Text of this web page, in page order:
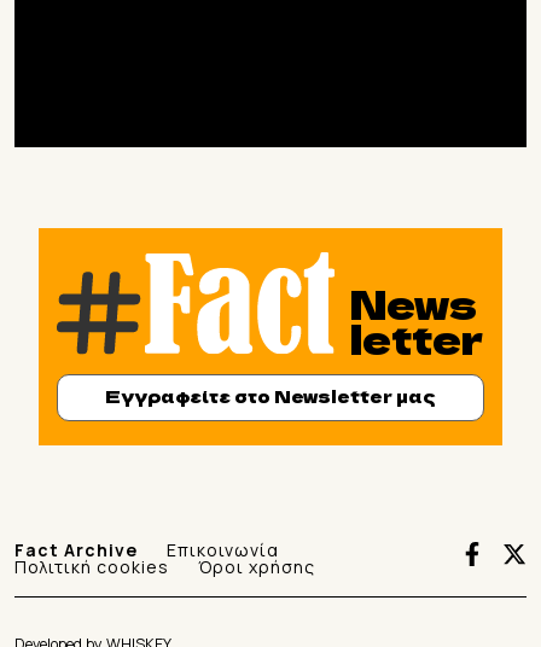
News
letter
Εγγραφείτε στο Newsletter μας
Fact Archive Επικοινωνία
Πολιτική cookies Όροι χρήσης